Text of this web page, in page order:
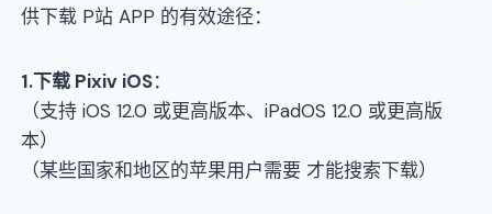
供下载 P站 APP 的有效途径：
1.下载 Pixiv iOS：
（支持 iOS 12.0 或更高版本、iPadOS 12.0 或更高版
本）
（某些国家和地区的苹果用户需要 才能搜索下载）